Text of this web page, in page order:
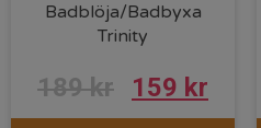
Badblöja/Badbyxa
Trinity
189kr 159 kr